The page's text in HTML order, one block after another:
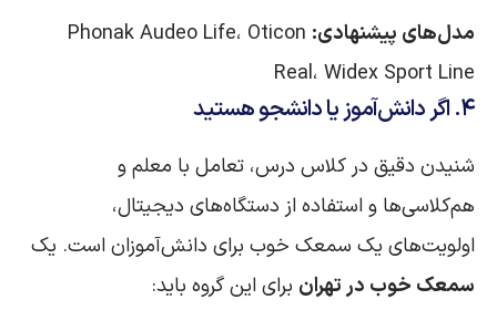
مدل‌های پیشنهادی: Phonak Audeo Life، Oticon
Real، Widex Sport Line
۴. اگر دانش‌آموز یا دانشجو هستید
شنیدن دقیق در کلاس درس، تعامل با معلم و
هم‌کلاسی‌ها و استفاده از دستگاه‌های دیجیتال،
اولویت‌های یک سمعک خوب برای دانش‌آموزان است. یک
سمعک خوب در تهران برای این گروه باید: